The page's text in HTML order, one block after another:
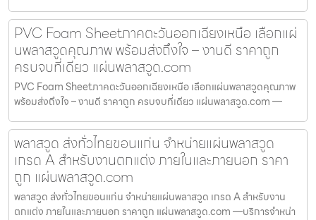
PVC Foam Sheetภาคตะวันออกเฉียงเหนือ เลือกแผ่
นพลาสวูดคุณภาพ พร้อมส่งถึงใจ – งานดี ราคาถูก
ครบจบที่เดียว แผ่นพลาสวูด.com
PVC Foam Sheetภาคตะวันออกเฉียงเหนือ เลือกแผ่นพลาสวูดคุณภาพ
พร้อมส่งถึงใจ – งานดี ราคาถูก ครบจบที่เดียว แผ่นพลาสวูด.com —
พลาสวูด ส่งทั่วไทยขอนแก่น จำหน่ายแผ่นพลาสวูด
เกรด A สำหรับงานตกแต่ง ภายในและภายนอก ราคา
ถูก แผ่นพลาสวูด.com
พลาสวูด ส่งทั่วไทยขอนแก่น จำหน่ายแผ่นพลาสวูด เกรด A สำหรับงาน
ตกแต่ง ภายในและภายนอก ราคาถูก แผ่นพลาสวูด.com —บริการจำหน่า